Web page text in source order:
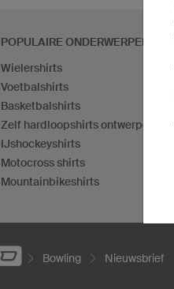
POPULAIRE ONDERWERPEN
Wielershirts
Voetbalshirts
Basketbalshirts
Zelf hardloopshirts ontwerpen
IJshockeyshirts
Motocross shirts
Mountainbikeshirts
Bowling Nieuwsbrief